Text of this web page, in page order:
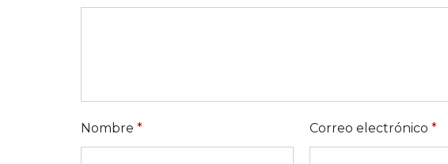
Nombre * Correo electrónico*